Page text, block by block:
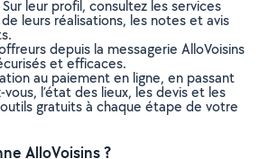
leur profil, consultez les services
leurs réalisations, les notes et avis
depuis la messagerie AlloVoisins
et efficaces.
au paiement en ligne, en passant
l’état des lieux, les devis et les
gratuits à chaque étape de votre
AlloVoisins ?